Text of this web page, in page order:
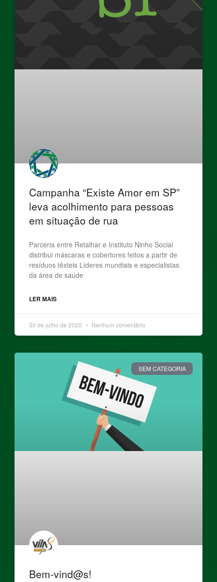
Campanha “Existe Amor em SP”
leva acolhimento para pessoas
em situação de rua
Parceria entre Retalhar e Instituto Ninho Social
distribui máscaras e cobertores feitos a partir de
resíduos têxteis Líderes mundiais e especialistas
da área de saúde
LER MAIS
30 de julho de 2020 Nenhum comentário
SEM CATEGORIA
Bem-vind@s!